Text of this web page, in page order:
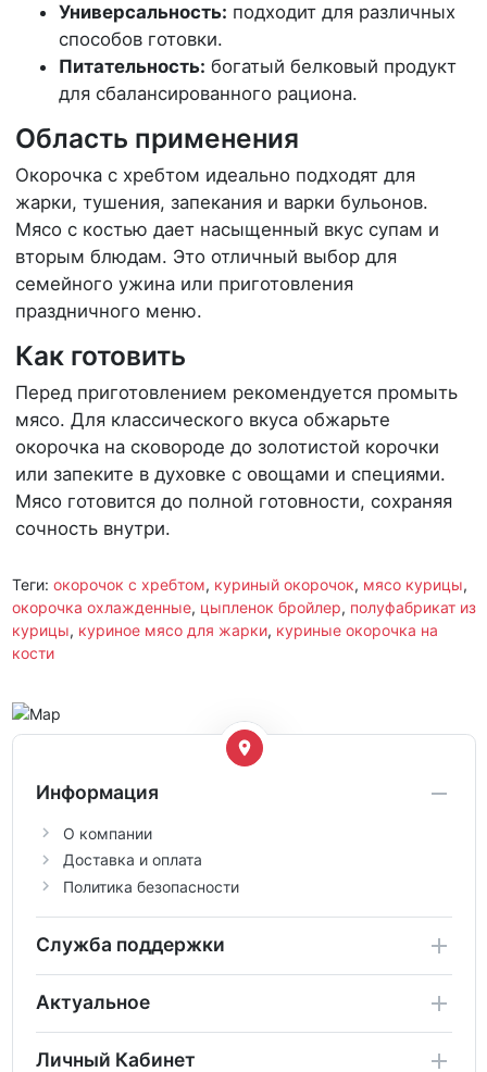
Универсальность: подходит для различных
способов готовки.
Питательность: богатый белковый продукт
для сбалансированного рациона.
Область применения
Окорочка с хребтом идеально подходят для
жарки, тушения, запекания и варки бульонов.
Мясо с костью дает насыщенный вкус супам и
вторым блюдам. Это отличный выбор для
семейного ужина или приготовления
праздничного меню.
Как готовить
Перед приготовлением рекомендуется промыть
мясо. Для классического вкуса обжарьте
окорочка на сковороде до золотистой корочки
или запеките в духовке с овощами и специями.
Мясо готовится до полной готовности, сохраняя
сочность внутри.
Теги: окорочок с хребтом, куриный окорочок, мясо курицы,
окорочка охлажденные, цыпленок бройлер, полуфабрикат из
курицы, куриное мясо для жарки, куриные окорочка на
кости
Информация
О компании
Доставка и оплата
Политика безопасности
Служба поддержки
Актуальное
Личный Кабинет